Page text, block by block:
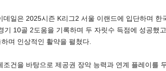
일은 2025시즌 K리그2 서울 이랜드에 입단하며 한
10골 2도움을 기록하며 두 자릿수 득점에 성공했
며 인상적인 활약을 펼쳤다.
건을 바탕으로 제공권 장악 능력과 연계 플레이를